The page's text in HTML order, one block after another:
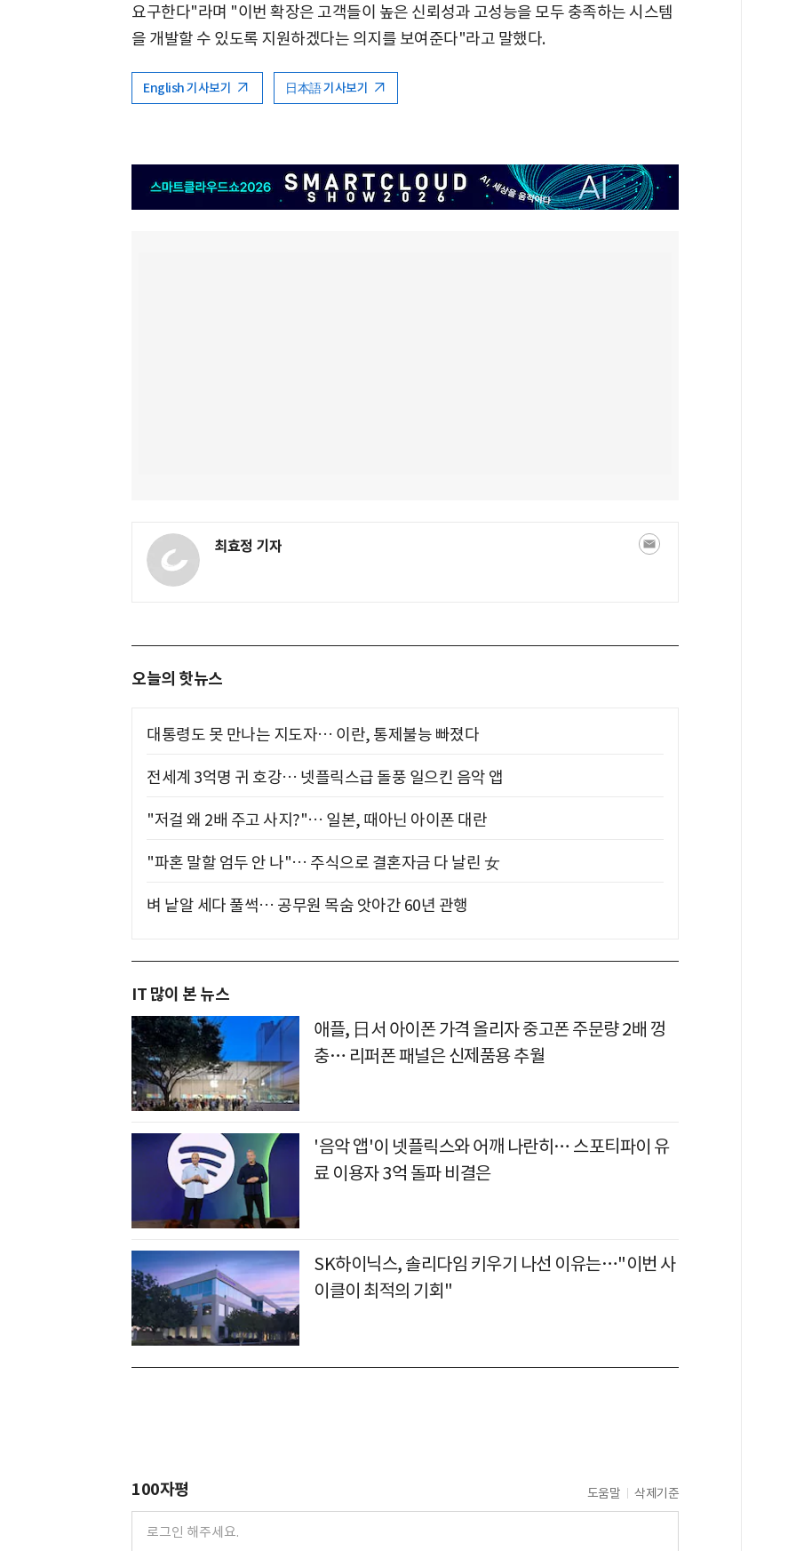
요구한다"라며 "이번 확장은 고객들이 높은 신뢰성과 고성능을 모두 충족하는 시스템
을 개발할 수 있도록 지원하겠다는 의지를 보여준다"라고 말했다.
English 기사보기 日本語 기사보기
최효정 기자
오늘의 핫뉴스
대통령도 못 만나는 지도자… 이란, 통제불능 빠졌다
전세계 3억명 귀 호강… 넷플릭스급 돌풍 일으킨 음악 앱
"저걸 왜 2배 주고 사지?"… 일본, 때아닌 아이폰 대란
"파혼 말할 엄두 안 나"… 주식으로 결혼자금 다 날린 女
벼 낱알 세다 풀썩… 공무원 목숨 앗아간 60년 관행
IT 많이 본 뉴스
애플, 日서 아이폰 가격 올리자 중고폰 주문량 2배 껑
충… 리퍼폰 패널은 신제품용 추월
'음악 앱'이 넷플릭스와 어깨 나란히… 스포티파이 유
료 이용자 3억 돌파 비결은
SK하이닉스, 솔리다임 키우기 나선 이유는…"이번 사
이클이 최적의 기회"
100자평 도움말 삭제기준